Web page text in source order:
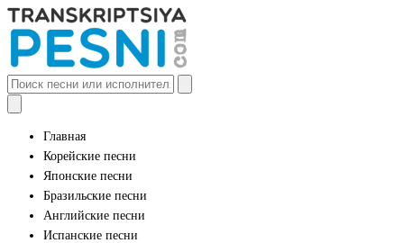
Главная
Корейские песни
Японские песни
Бразильские песни
Английские песни
Испанские песни